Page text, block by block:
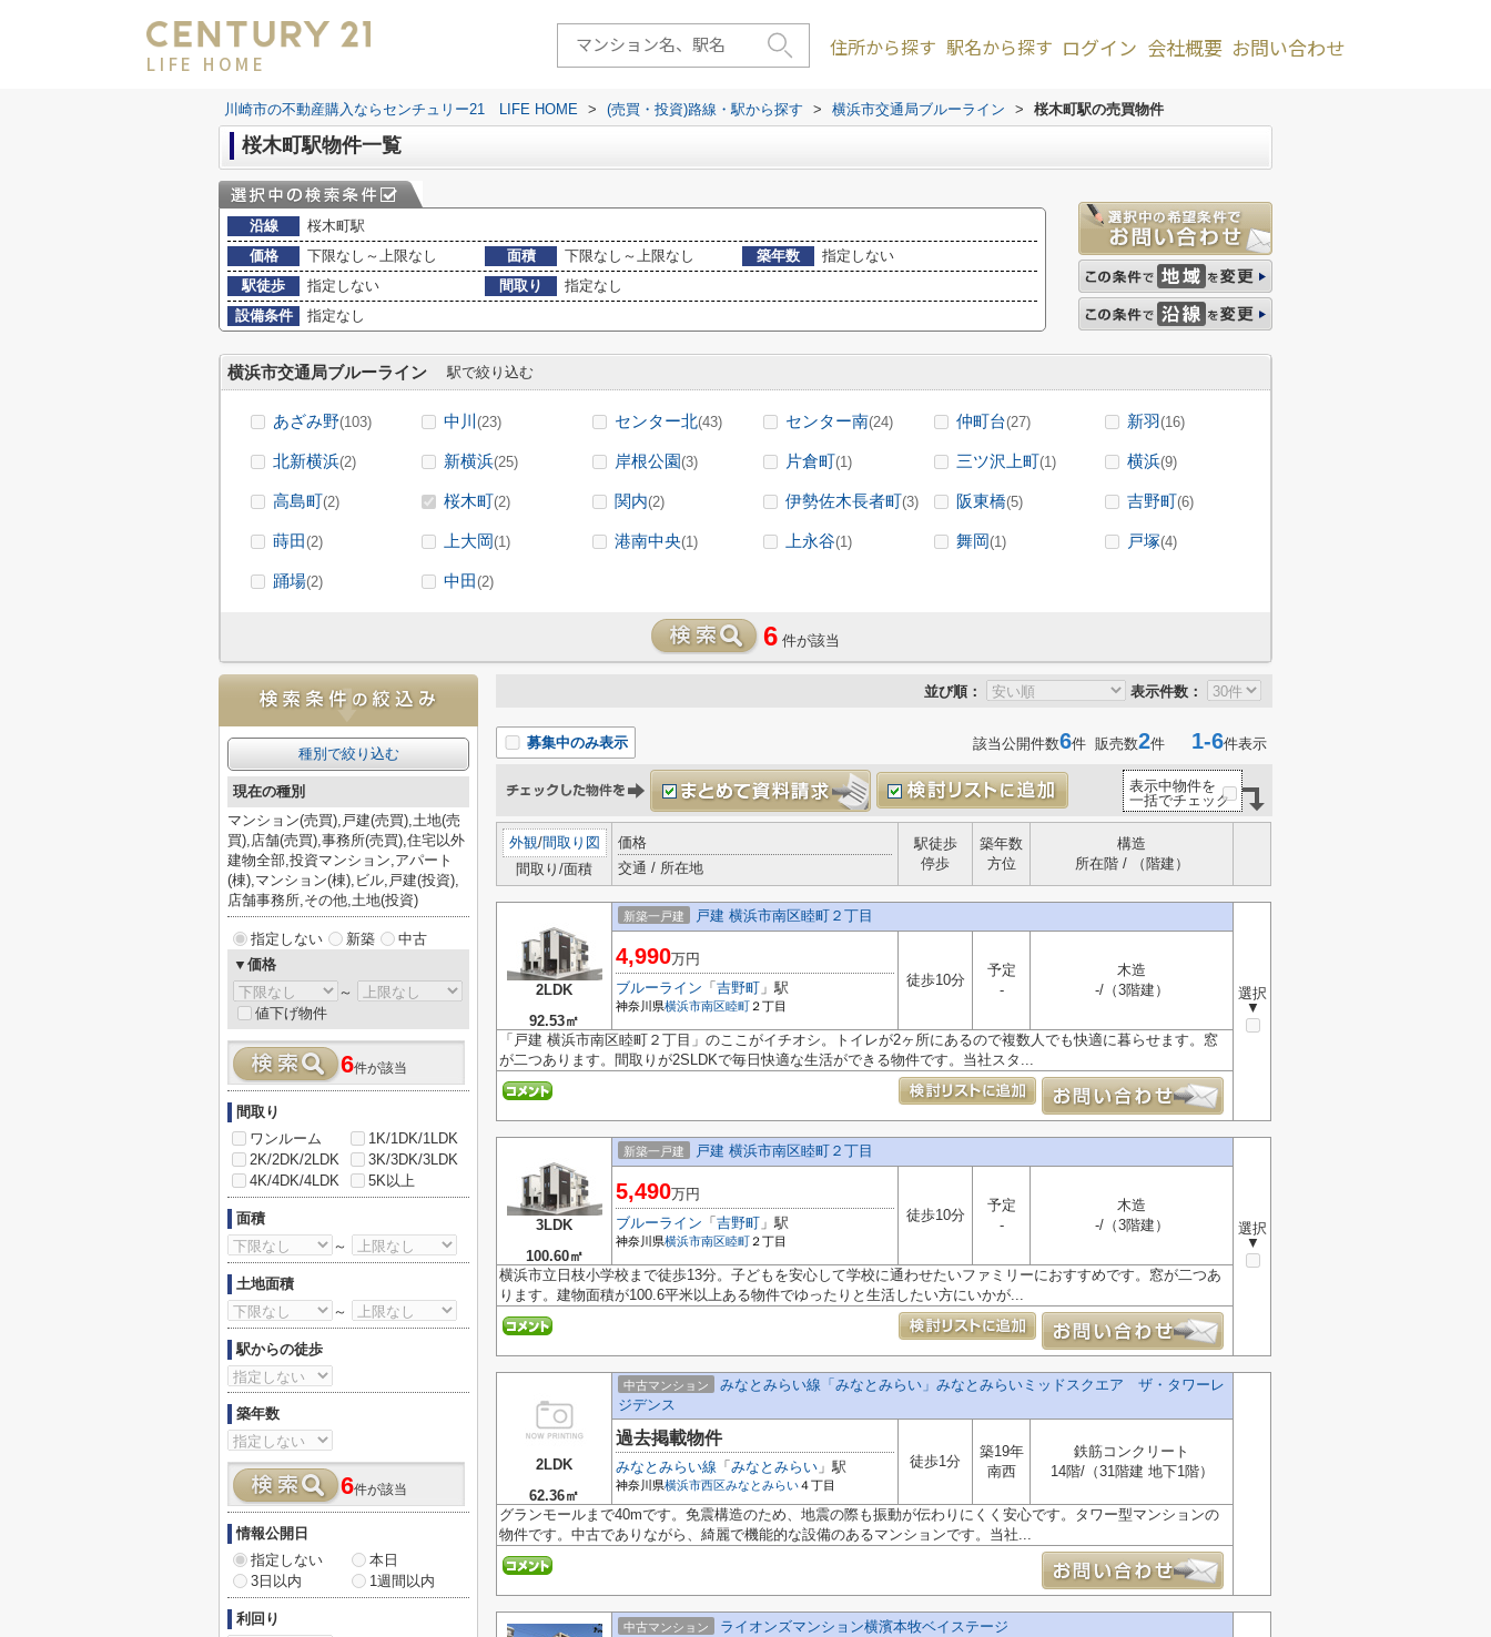
LIFE HOME
住所から探す 駅名から探す ログイン 会社概要 お問い合わせ
川崎市の不動産購入ならセンチュリー21 LIFE HOME > (売買・投資)路線・駅から探す > 横浜市交通局ブルーライン > 桜木町駅の売買物件
桜木町駅物件一覧
沿線
桜木町駅
価格
下限なし～上限なし 面積 下限なし～上限なし 築年数
指定しない
駅徒歩
指定しない 間取り
指定なし
設備条件
指定なし
横浜市交通局ブルーライン 駅で絞り込む
あざみ野(103) 中川 (23) センター北(43) センター南(24) 仲町台(27) 新羽(16)
北新横浜(2) 新横浜(25) 岸根公園(3) 片倉町(1) 三ツ沢上町(1) 横浜(9)
高島町(2) 桜木町(2) 関内(2) 伊勢佐木長者町(3) 阪東橋(5) 吉野町(6)
蒔田(2) 上大岡(1) 港南中央(1) 上永谷(1) 舞岡(1) 戸塚(4)
踊場(2) 中田(2)
6 件が該当
並び順： 表示件数：
募集中のみ表示 該当公開件数6件 販売数2件 1-6件表示
表示中物件を
一括でチェック
外観/間取り図
間取り/面積
価格
交通 / 所在地
駅徒歩
停歩
築年数
方位
構造
所在階 / （階建）
2LDK
92.53㎡
新築一戸建 戸建 横浜市南区睦町２丁目
選択
▼
4,990万円
ブルーライン 「 吉野町 」駅
神奈川県横浜市南区睦町 ２丁目
徒歩10分
予定
-
木造
-/（3階建）
「戸建 横浜市南区睦町２丁目」のここがイチオシ。トイレが2ヶ所にあるので複数人でも快適に暮らせます。窓
が二つあります。間取りが2SLDKで毎日快適な生活ができる物件です。当社スタ...
3LDK
100.60㎡
新築一戸建 戸建 横浜市南区睦町２丁目
選択
▼
5,490万円
ブルーライン 「 吉野町 」駅
神奈川県横浜市南区睦町 ２丁目
徒歩10分
予定
-
木造
-/（3階建）
横浜市立日枝小学校まで徒歩13分。子どもを安心して学校に通わせたいファミリーにおすすめです。窓が二つあ
ります。建物面積が100.6平米以上ある物件でゆったりと生活したい方にいかが...
2LDK
62.36㎡
中古マンション
みなとみらい線「みなとみらい」みなとみらいミッドスクエア ザ・タワーレ
ジデンス
過去掲載物件
みなとみらい線 「 みなとみらい 」駅
神奈川県横浜市西区みなとみらい４丁目
徒歩1分
築19年
南西
鉄筋コンクリート
14階/（31階建 地下1階）
グランモールまで40mです。免震構造のため、地震の際も振動が伝わりにくく安心です。タワー型マンションの
物件です。中古でありながら、綺麗で機能的な設備のあるマンションです。当社...
中古マンション ライオンズマンション横濱本牧ベイステージ
種別で絞り込む
現在の種別
マンション(売買),戸建(売買),土地(売
買),店舗(売買),事務所(売買),住宅以外
建物全部,投資マンション,アパート
(棟),マンション(棟),ビル,戸建(投資),
店舗事務所,その他,土地(投資)
指定しない 新築
中古
▼価格
～
値下げ物件
6件が該当
間取り
ワンルーム
1K/1DK/1LDK
2K/2DK/2LDK
3K/3DK/3LDK
4K/4DK/4LDK
5K以上
面積
～
土地面積
～
駅からの徒歩
築年数
6件が該当
情報公開日
指定しない
本日
3日以内
1週間以内
利回り